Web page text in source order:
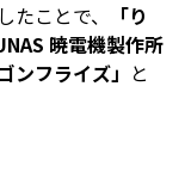
ことで、
「り
暁電機製作所
フライズ」 と